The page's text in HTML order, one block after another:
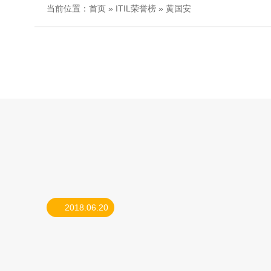
当前位置： 首页 » ITIL荣誉榜 » 黄国安
2018.06.20